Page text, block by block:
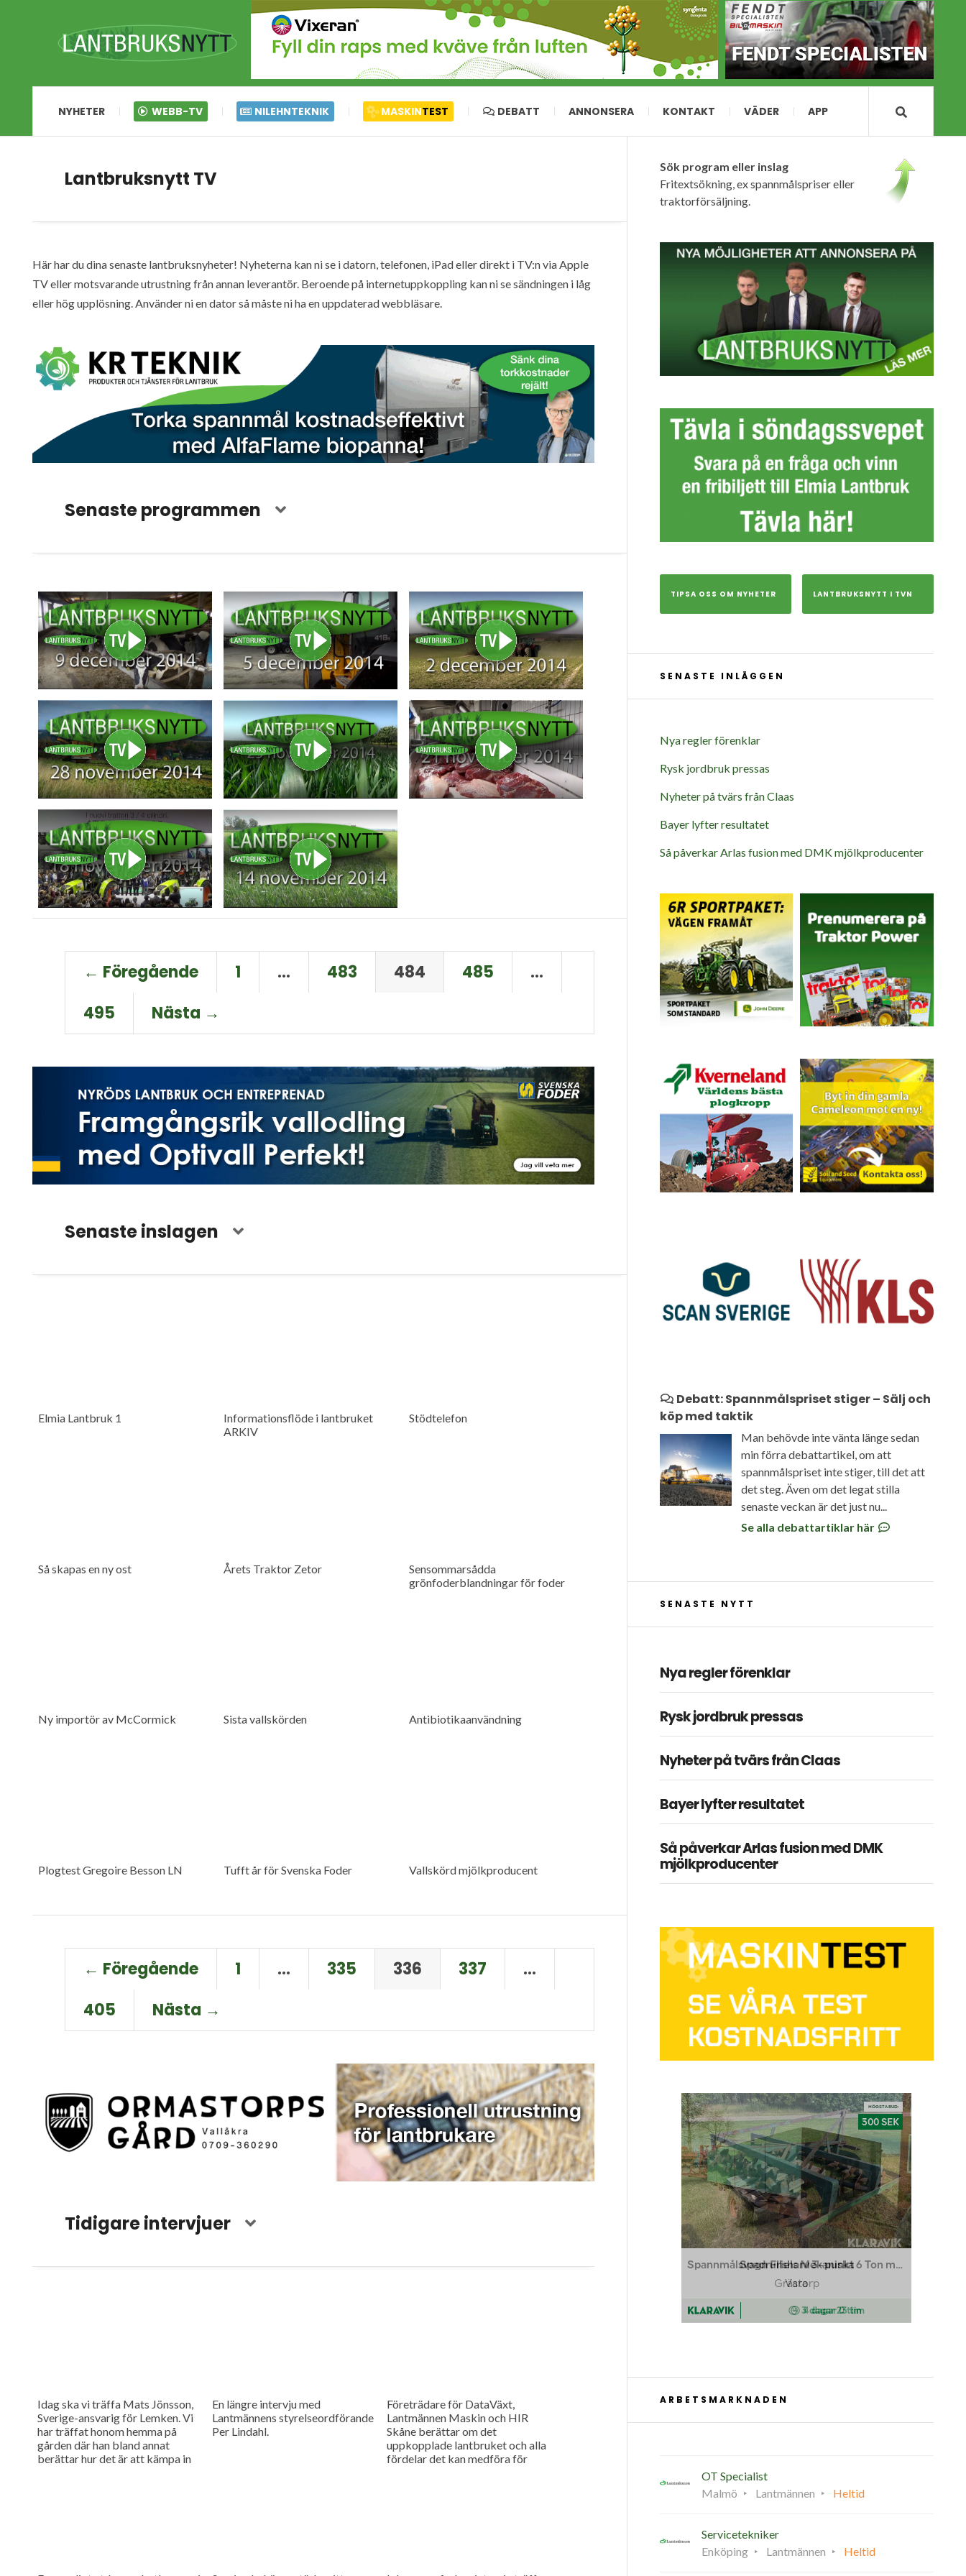
NYHETER WEBB-TV NILEHNTEKNIK MASKINTEST DEBATT ANNONSERA KONTAKT VÄDER APP
Lantbruksnytt TV
Här har du dina senaste lantbruksnyheter! Nyheterna kan ni se i datorn, telefonen, iPad eller direkt i TV:n via Apple
TV eller motsvarande utrustning från annan leverantör. Beroende på internetuppkoppling kan ni se sändningen i låg
eller hög upplösning. Använder ni en dator så måste ni ha en uppdaterad webbläsare.
Senaste programmen
← Föregående 1 … 483 484 485
…
495
Nästa →
Senaste inslagen
Elmia Lantbruk 1
Informationsflöde i lantbruket
ARKIV
Stödtelefon
Så skapas en ny ost Årets Traktor Zetor
Sensommarsådda
grönfoderblandningar för foder
Ny importör av McCormick Sista vallskörden Antibiotikaanvändning
Plogtest Gregoire Besson LN Tufft år för Svenska Foder Vallskörd mjölkproducent
← Föregående 1 … 335 336 337
…
405
Nästa →
Tidigare intervjuer
Idag ska vi träffa Mats Jönsson,
Sverige-ansvarig för Lemken. Vi
har träffat honom hemma på
gården där han bland annat
berättar hur det är att kämpa in
En längre intervju med
Lantmännens styrelseordförande
Per Lindahl.
Företrädare för DataVäxt,
Lantmännen Maskin och HIR
Skåne berättar om det
uppkopplade lantbruket och alla
fördelar det kan medföra för
Sök program eller inslag
Fritextsökning, ex spannmålspriser eller
traktorförsäljning.
TIPSA OSS OM NYHETER LANTBRUKSNYTT I TVN
SENASTE INLÄGGEN
Nya regler förenklar
Rysk jordbruk pressas
Nyheter på tvärs från Claas
Bayer lyfter resultatet
Så påverkar Arlas fusion med DMK mjölkproducenter
Debatt: Spannmålspriset stiger – Sälj och
köp med taktik
Man behövde inte vänta länge sedan
min förra debattartikel, om att
spannmålspriset inte stiger, till det att
det steg. Även om det legat stilla
senaste veckan är det just nu...
Se alla debattartiklar här
SENASTE NYTT
Nya regler förenklar
Rysk jordbruk pressas
Nyheter på tvärs från Claas
Bayer lyfter resultatet
Så påverkar Arlas fusion med DMK
mjölkproducenter
ARBETSMARKNADEN
OT Specialist
Malmö
Lantmännen Heltid
Servicetekniker
Enköping
Lantmännen Heltid